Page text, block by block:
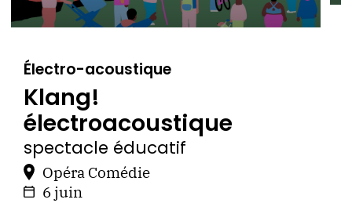
Électro-acoustique
Klang!
électroacoustique
spectacle éducatif
Opéra Comédie
6 juin